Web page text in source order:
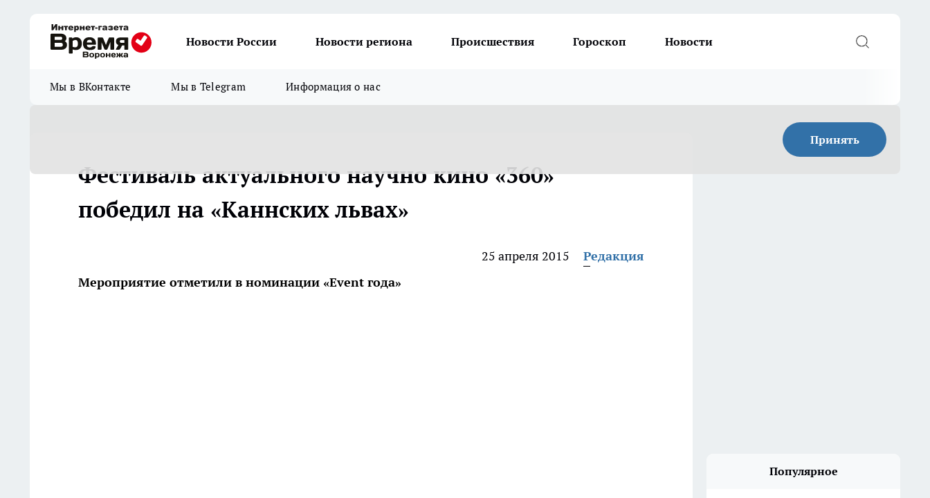
Новости России Новости региона Происшествия Гороскоп Новости
Мы в ВКонтакте Мы в Telegram Информация о нас
Принять
Фестиваль актуального научно кино «360»
победил на «Каннских львах»
25 апреля 2015
Редакция
Мероприятие отметили в номинации «Event года»
Популярное